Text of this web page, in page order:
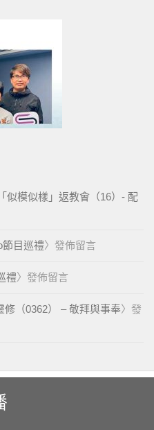
似模似樣」返教會（16）- 配
節目巡禮〉發佈留言
禮〉發佈留言
修（0362） – 敬拜與事奉〉發